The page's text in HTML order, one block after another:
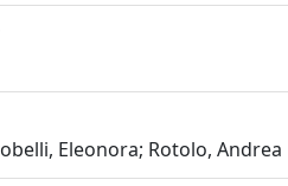
Eleonora; Rotolo, Andrea